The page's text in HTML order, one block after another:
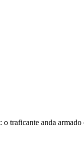
traficante anda